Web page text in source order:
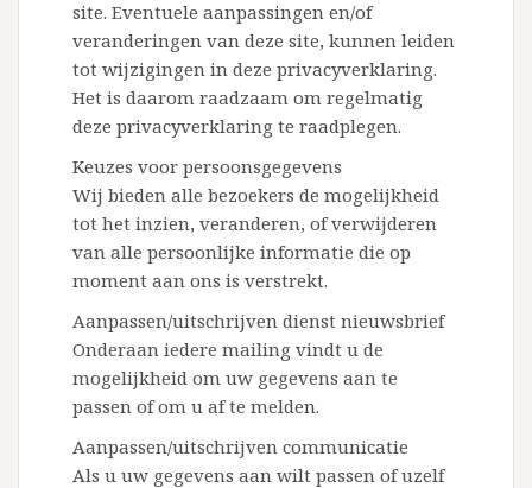
site. Eventuele aanpassingen en/of
veranderingen van deze site, kunnen leiden
tot wijzigingen in deze privacyverklaring.
Het is daarom raadzaam om regelmatig
deze privacyverklaring te raadplegen.
Keuzes voor persoonsgegevens
Wij bieden alle bezoekers de mogelijkheid
tot het inzien, veranderen, of verwijderen
van alle persoonlijke informatie die op
moment aan ons is verstrekt.
Aanpassen/uitschrijven dienst nieuwsbrief
Onderaan iedere mailing vindt u de
mogelijkheid om uw gegevens aan te
passen of om u af te melden.
Aanpassen/uitschrijven communicatie
Als u uw gegevens aan wilt passen of uzelf